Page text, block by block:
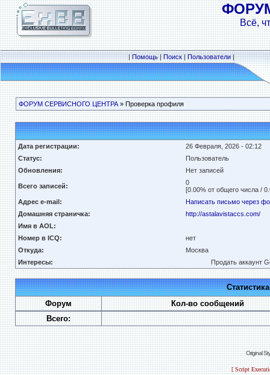
Всё,
|Помощь|Поиск|Пользователи|
ФОРУМ СЕРВИСНОГО ЦЕНТРА» Проверка профиля
Дата регистрации:
26 Февраля, 2026 - 02:12
Статус:
Пользователь
Обновления:
Нет записей
Всего записей:
0
[0.00% от общего числа /
Адрес e-mail:
Написать письмо через
Домашняя страничка:
http://astalavistaccs.com/
Имя в AOL:
Номер в ICQ:
нет
Откуда:
Москва
Интересы:
Продать аккаунт
Форум
Кол-во сообщений
Всего:
Original
[ Script